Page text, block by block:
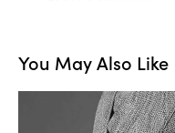
You May Also Like